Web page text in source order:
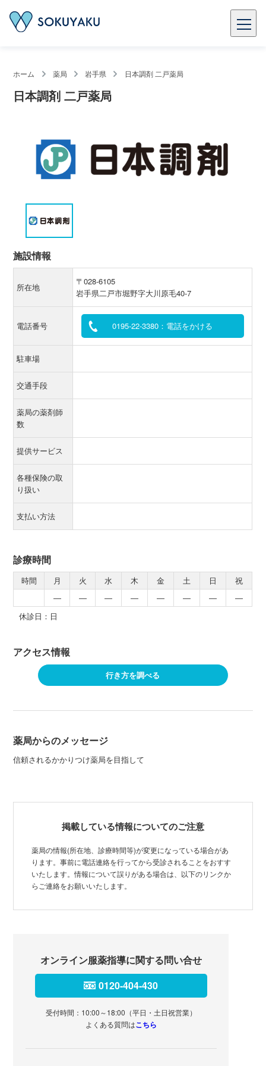
ホーム 薬局 岩手県 日本調剤 二戸薬局
日本調剤 二戸薬局
施設情報
所在地
〒028-6105
岩手県二戸市堀野字大川原毛40-7
電話番号 0195-22-3380：電話をかける
駐車場
交通手段
薬局の薬剤師
数
提供サービス
各種保険の取
り扱い
支払い方法
診療時間
時間 月 火 水 木 金 土 日
祝
―
― ― ― ― ― ―
―
休診日：日
アクセス情報
行き方を調べる
薬局からのメッセージ
信頼されるかかりつけ薬局を目指して
掲載している情報についてのご注意
薬局の情報(所在地、診療時間等)が変更になっている場合があ
ります。事前に電話連絡を行ってから受診されることをおすす
いたします。情報について誤りがある場合は、以下のリンクか
らご連絡をお願いいたします。
オンライン服薬指導に関する問い合せ
0120-404-430
受付時間：10:00～18:00（平日・土日祝営業）
よくある質問はこちら